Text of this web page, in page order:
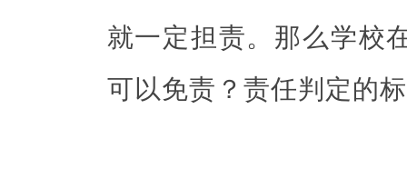
就一定担责。那么学校
可以免责？责任判定的